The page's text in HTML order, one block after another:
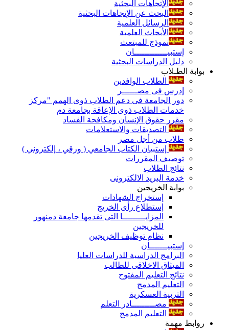
الإتجاهات البحثية
البحث عن الإتجاهات البحثية
الرسائل العلمية
الأبحاث العلمية
نموذج للمبتعث
إستبيـــــــــــــان
دليل الدراسات البحثية
بوابة الطـلاب
الطلاب الوافدين
إدرس فى مصــــــر
دور الجامعة فى دعم الطلاب ذوى الهمم "مركز
خدمات الطلاب ذوى الإعاقة بجامعة دم
مقرر حقوق الإنسان ومكافحة الفساد
التصديقات والاستعلامات
طلاب من أجل مصر
إستبيان الكتاب الجامعي ( ورقي ، إلكتروني )
توصيف المقررات
نتائج الطلاب
خدمة البريد الالكترونى
بوابة الخريجين
إستخراج الشهادات
إستطلاع رأى الخريج
المزايـــــــــا التى تقدمها جامعة دمنهور
للخريجين
نظام توظيف الخريجين
إستبيـــــــان
البرامج الدراسية للدراسات العليا
الميثاق الاخلاقى للطالب
نتائج التعليم المفتوح
التعليم المدمج
التربية العسكرية
مصـــــــــادر التعلم
التعليم المدمج
روابط مهمة